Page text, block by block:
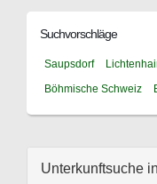
Suchvorschläge
Saupsdorf
Böhmische Schweiz
Unterkunftsuche